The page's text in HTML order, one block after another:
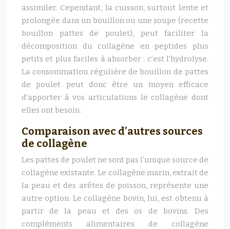
assimiler. Cependant, la cuisson, surtout lente et
prolongée dans un bouillon ou une soupe (recette
bouillon pattes de poulet), peut faciliter la
décomposition du collagène en peptides plus
petits et plus faciles à absorber : c’est l’hydrolyse.
La consommation régulière de bouillon de pattes
de poulet peut donc être un moyen efficace
d’apporter à vos articulations le collagène dont
elles ont besoin.
Comparaison avec d’autres sources
de collagène
Les pattes de poulet ne sont pas l’unique source de
collagène existante. Le collagène marin, extrait de
la peau et des arêtes de poisson, représente une
autre option. Le collagène bovin, lui, est obtenu à
partir de la peau et des os de bovins. Des
compléments alimentaires de collagène